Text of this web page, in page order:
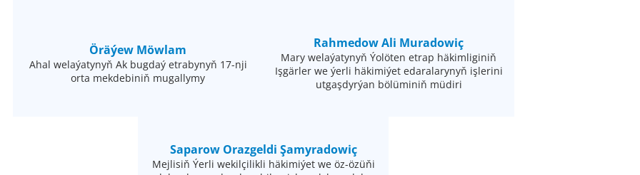
Öräýew Möwlam
Ahal welaýatynyň Ak bugdaý etrabynyň 17-nji
orta mekdebiniň mugallymy
Rahmedow Ali Muradowiç
Mary welaýatynyň Ýolöten etrap häkimliginiň
Işgärler we ýerli häkimiýet edaralarynyň işlerini
utgaşdyrýan bölüminiň müdiri
Saparow Orazgeldi Şamyradowiç
Mejlisiň Ýerli wekilçilikli häkimiýet we öz-özüňi